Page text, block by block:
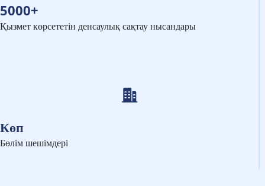
5000+
Қызмет көрсететін денсаулық сақтау нысандары
Көп
Бөлім шешімдері